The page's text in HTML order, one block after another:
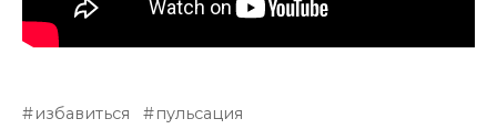
избавиться пульсация